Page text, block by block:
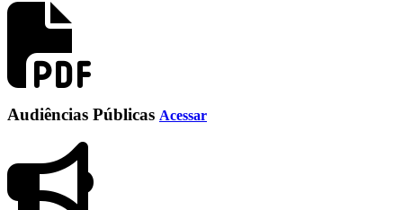
Audiências Públicas Acessar